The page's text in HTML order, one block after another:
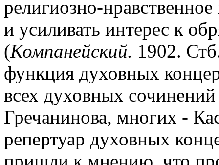
религиозно-
и усиливать интерес к
(Компанейский. 1902.
функция духовных
всех духовных
Гречанинова, многих -
репертуар духовных
пришли к мнению, что